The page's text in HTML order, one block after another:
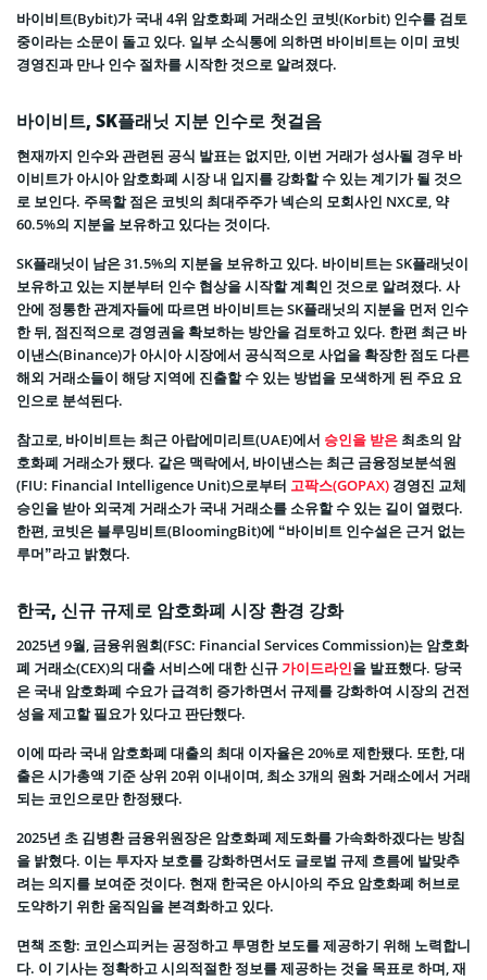
바이비트(Bybit)가 국내 4위 암호화폐 거래소인 코빗(Korbit) 인수를 검토
중이라는 소문이 돌고 있다. 일부 소식통에 의하면 바이비트는 이미 코빗
경영진과 만나 인수 절차를 시작한 것으로 알려졌다.
바이비트, SK플래닛 지분 인수로 첫걸음
현재까지 인수와 관련된 공식 발표는 없지만, 이번 거래가 성사될 경우 바
이비트가 아시아 암호화폐 시장 내 입지를 강화할 수 있는 계기가 될 것으
로 보인다. 주목할 점은 코빗의 최대주주가 넥슨의 모회사인 NXC로, 약
60.5%의 지분을 보유하고 있다는 것이다.
SK플래닛이 남은 31.5%의 지분을 보유하고 있다. 바이비트는 SK플래닛이
보유하고 있는 지분부터 인수 협상을 시작할 계획인 것으로 알려졌다. 사
안에 정통한 관계자들에 따르면 바이비트는 SK플래닛의 지분을 먼저 인수
한 뒤, 점진적으로 경영권을 확보하는 방안을 검토하고 있다. 한편 최근 바
이낸스(Binance)가 아시아 시장에서 공식적으로 사업을 확장한 점도 다른
해외 거래소들이 해당 지역에 진출할 수 있는 방법을 모색하게 된 주요 요
인으로 분석된다.
참고로, 바이비트는 최근 아랍에미리트(UAE)에서 승인을 받은 최초의 암
호화폐 거래소가 됐다. 같은 맥락에서, 바이낸스는 최근 금융정보분석원
(FIU: Financial Intelligence Unit)으로부터 고팍스(GOPAX) 경영진 교체
승인을 받아 외국계 거래소가 국내 거래소를 소유할 수 있는 길이 열렸다.
한편, 코빗은 블루밍비트(BloomingBit)에 “바이비트 인수설은 근거 없는
루머”라고 밝혔다.
한국, 신규 규제로 암호화폐 시장 환경 강화
2025년 9월, 금융위원회(FSC: Financial Services Commission)는 암호화
폐 거래소(CEX)의 대출 서비스에 대한 신규가이드라인을 발표했다. 당국
은 국내 암호화폐 수요가 급격히 증가하면서 규제를 강화하여 시장의 건전
성을 제고할 필요가 있다고 판단했다.
이에 따라 국내 암호화폐 대출의 최대 이자율은 20%로 제한됐다. 또한, 대
출은 시가총액 기준 상위 20위 이내이며, 최소 3개의 원화 거래소에서 거래
되는 코인으로만 한정됐다.
2025년 초 김병환 금융위원장은 암호화폐 제도화를 가속화하겠다는 방침
을 밝혔다. 이는 투자자 보호를 강화하면서도 글로벌 규제 흐름에 발맞추
려는 의지를 보여준 것이다. 현재 한국은 아시아의 주요 암호화폐 허브로
도약하기 위한 움직임을 본격화하고 있다.
면책 조항: 코인스피커는 공정하고 투명한 보도를 제공하기 위해 노력합니
다. 이 기사는 정확하고 시의적절한 정보를 제공하는 것을 목표로 하며, 재